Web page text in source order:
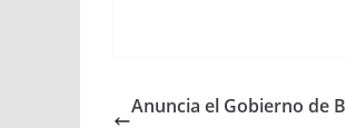
Anuncia el Gobierno de